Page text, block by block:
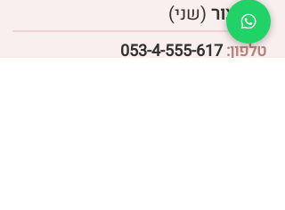
דנה צור (שני)
טלפון:053-4-555-617